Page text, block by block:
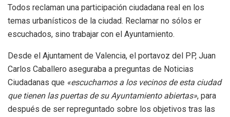
Todos reclaman una participación ciudadana real en los
temas urbanísticos de la ciudad. Reclamar no sólos er
escuchados, sino trabajar con el Ayuntamiento.
Desde el Ajuntament de Valencia, el portavoz del PP, Juan
Carlos Caballero aseguraba a preguntas de Noticias
Ciudadanas que «escuchamos a los vecinos de esta ciudad
que tienen las puertas de su Ayuntamiento abiertas», para
después de ser repreguntado sobre los objetivos tras las